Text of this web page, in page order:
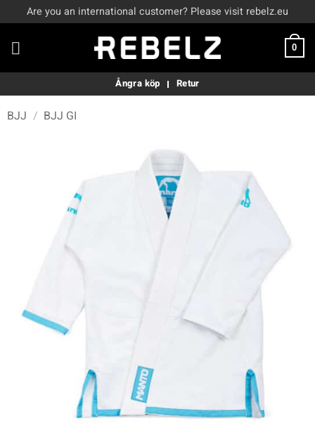
to
content
Are you an international customer? Please visit rebelz.eu
0
Ångra köp Retur
BJJ / BJJ GI